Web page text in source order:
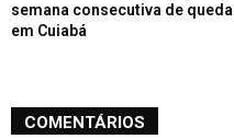
semana consecutiva de queda
em Cuiabá
COMENTÁRIOS